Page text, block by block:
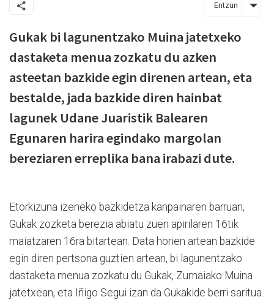
Entzun
Gukak bi lagunentzako Muina jatetxeko
dastaketa menua zozkatu du azken
asteetan bazkide egin direnen artean, eta
bestalde, jada bazkide diren hainbat
lagunek Udane Juaristik Balearen
Egunaren harira egindako margolan
bereziaren erreplika bana irabazi dute.
Etorkizuna izeneko bazkidetza kanpainaren barruan,
Gukak zozketa berezia abiatu zuen apirilaren 16tik
maiatzaren 16ra bitartean. Data horien artean bazkide
egin diren pertsona guztien artean, bi lagunentzako
dastaketa menua zozkatu du Gukak, Zumaiako Muina
jatetxean, eta Iñigo Segui izan da Gukakide berri saritua.